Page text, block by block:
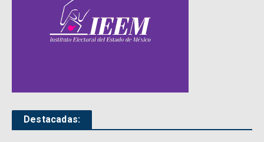
Destacadas: